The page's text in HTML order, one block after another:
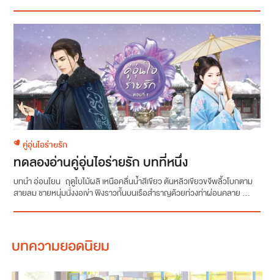
คู่อุ่นไอร่ายรัก
ทดลองอ่านคู่อุ่นไอร่ายรัก บทที่หนึ่ง
บทนำ อ่อนโยน ฤดูใบไม้ผลิ เหนือคลื่นน้ำสีเขียว ต้นหลิวเขียวขจีพลิ้วโบกตาม
สายลม ชายหนุ่มนั่งงอเข่า พิงราวกั้นบนเรือสำราญด้วยท่วงท่าผ่อนคลาย ...
บทความยอดนิยม